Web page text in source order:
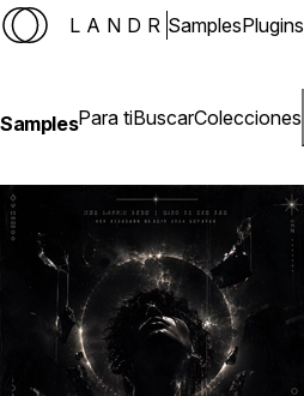
LANDR SamplesPlugins
SamplesPara tiBuscarColecciones